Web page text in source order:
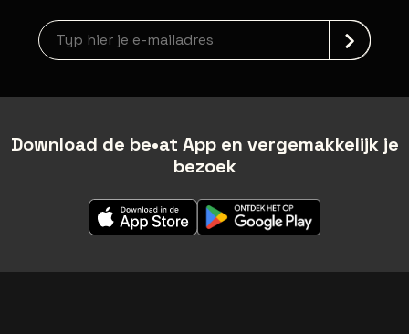
Nieuwsbrief aanmelding
Download de be•at App en vergemakkelijk je
bezoek